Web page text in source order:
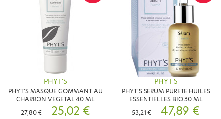
PHYT'S
PHYT'S MASQUE GOMMANT AU
CHARBON VEGETAL 40 ML
27,80 €
25,02 €
PHYT'S
PHYT'S SERUM PURETE HUILES
ESSENTIELLES BIO 30 ML
53,21 €
47,89 €